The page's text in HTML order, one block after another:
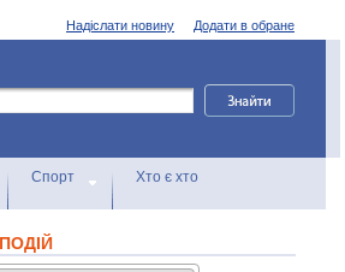
Додати в обране
Надіслати новину
Спорт Хто є хто